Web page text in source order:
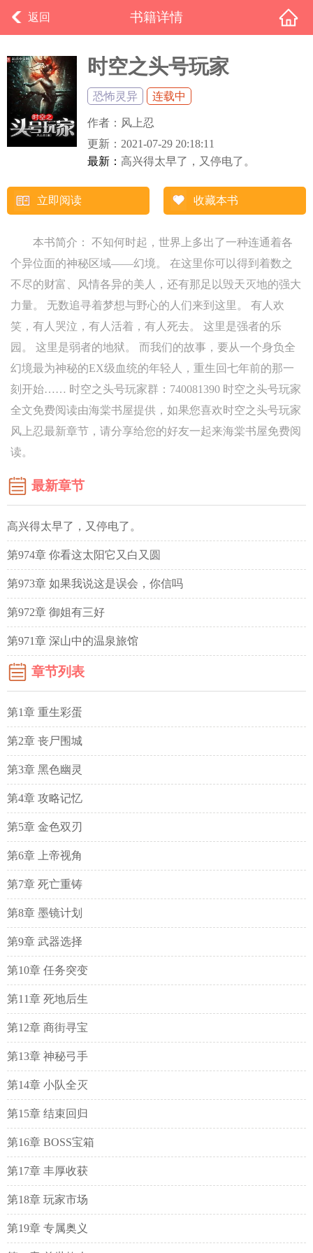
返回 书籍详情
时空之头号玩家
恐怖灵异 连载中
作者： 风上忍
更新： 2021-07-29 20:18:11
最新： 高兴得太早了，又停电了。
立即阅读 收藏本书
本书简介： 不知何时起，世界上多出了一种连通着各
个异位面的神秘区域——幻境。 在这里你可以得到着数之
不尽的财富、风情各异的美人，还有那足以毁天灭地的强大
力量。 无数追寻着梦想与野心的人们来到这里。 有人欢
笑，有人哭泣，有人活着，有人死去。 这里是强者的乐
园。 这里是弱者的地狱。 而我们的故事，要从一个身负全
幻境最为神秘的EX级血统的年轻人，重生回七年前的那一
刻开始…… 时空之头号玩家群：740081390 时空之头号玩家
全文免费阅读由海棠书屋提供，如果您喜欢时空之头号玩家
风上忍最新章节，请分享给您的好友一起来海棠书屋免费阅
读。
最新章节
高兴得太早了，又停电了。
第974章 你看这太阳它又白又圆
第973章 如果我说这是误会，你信吗
第972章 御姐有三好
第971章 深山中的温泉旅馆
章节列表
第1章 重生彩蛋
第2章 丧尸围城
第3章 黑色幽灵
第4章 攻略记忆
第5章 金色双刃
第6章 上帝视角
第7章 死亡重铸
第8章 墨镜计划
第9章 武器选择
第10章 任务突变
第11章 死地后生
第12章 商街寻宝
第13章 神秘弓手
第14章 小队全灭
第15章 结束回归
第16章 BOSS宝箱
第17章 丰厚收获
第18章 玩家市场
第19章 专属奥义